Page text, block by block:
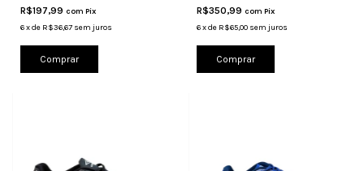
R$197,99 com Pix
6xde R$36,67 sem juros
Comprar
R$350,99 com Pix
6 xde R$65,00 sem juros
Comprar